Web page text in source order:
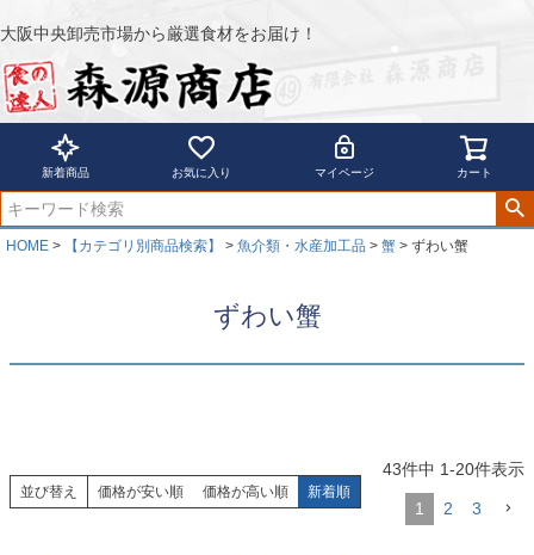
大阪中央卸売市場から厳選食材をお届け！
新着商品 お気に入り マイページ カート
HOME 【カテゴリ別商品検索】 魚介類・水産加工品 蟹 ずわい蟹
ずわい蟹
並び替え 価格が安い順 価格が高い順 新着順
43件中 1-20件表示
1 2 3